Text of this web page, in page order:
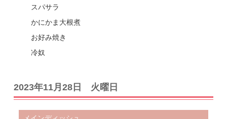
スパサラ
かにかま大根煮
お好み焼き
冷奴
2023年11月28日 火曜日